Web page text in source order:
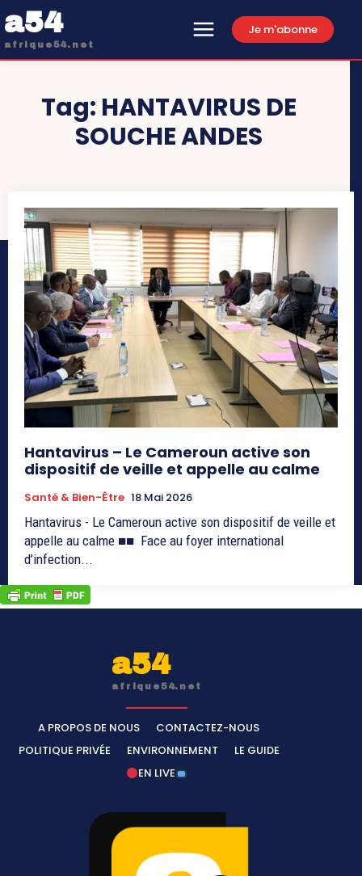
a54
afrique54.net
Je m'abonne
Tag: HANTAVIRUS DE
SOUCHE ANDES
Hantavirus – Le Cameroun active son
dispositif de veille et appelle au calme
Santé & Bien-Être 18 Mai 2026
Hantavirus - Le Cameroun active son dispositif de veille et
appelle au calme ■■ Face au foyer international
d’infection...
a54
afrique54.net
A PROPOS DE NOUS
CONTACTEZ-NOUS
POLITIQUE PRIVÉE
ENVIRONNEMENT
LE GUIDE
EN LIVE